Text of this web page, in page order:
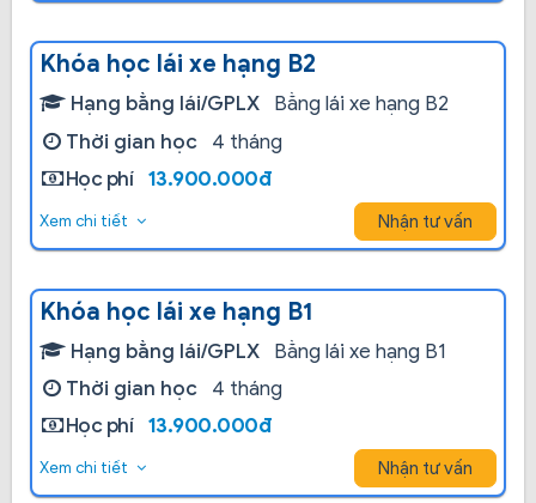
Khóa học lái xe hạng B2
Hạng bằng lái/GPLX
Bằng lái xe hạng B2
Thời gian học
4 tháng
Học phí
13.900.000đ
Xem chi tiết Nhận tư vấn
Khóa học lái xe hạng B1
Hạng bằng lái/GPLX
Bằng lái xe hạng B1
Thời gian học
4 tháng
Học phí
13.900.000đ
Xem chi tiết Nhận tư vấn